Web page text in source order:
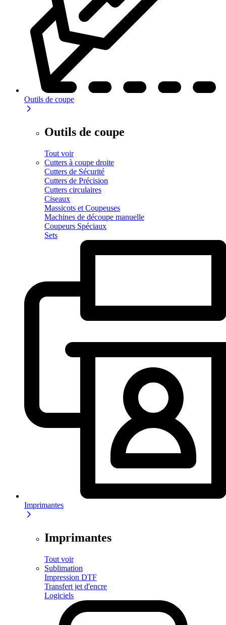
Outils de coupe
Outils de coupe
Tout voir
Cutters à coupe droite
Cutters de Sécurité
Cutters de Précision
Cutters circulaires
Ciseaux
Massicots et Coupeuses
Machines de découpe manuelle
Coupeurs Spéciaux
Sets
Imprimantes
Imprimantes
Tout voir
Sublimation
Impression DTF
Transfert jet d'encre
Logiciels